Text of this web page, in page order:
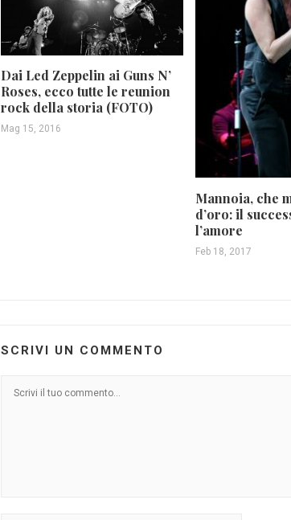
Dai Led Zeppelin ai Guns N’
Roses, ecco tutte le reunion
rock della storia (FOTO)
Mag 15, 2016
Mannoia, che
d’oro: il
l’amore
Feb 18, 2017
SCRIVI UN COMMENTO